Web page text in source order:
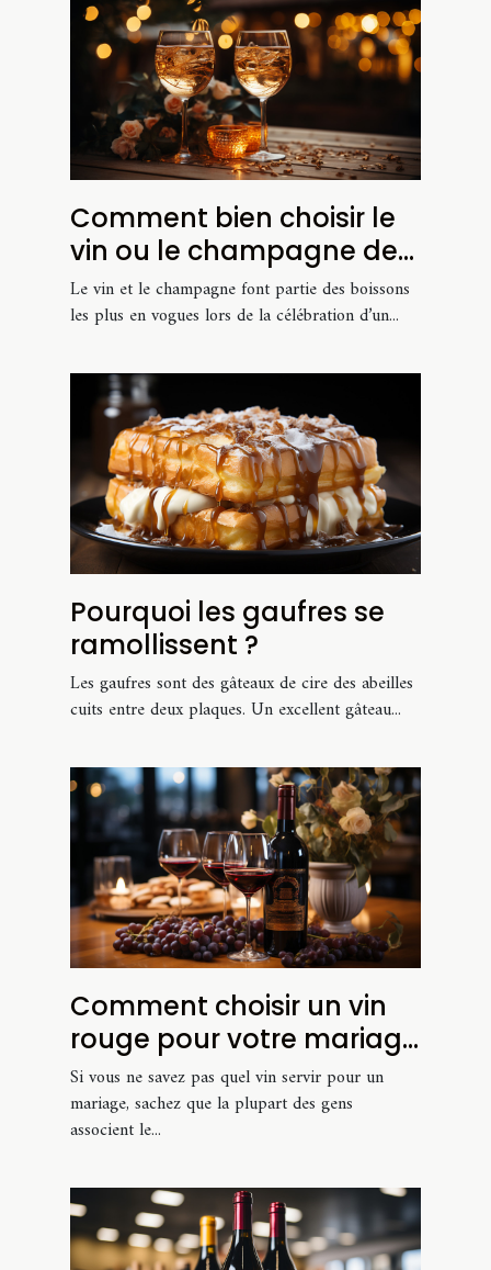
Comment bien choisir le
vin ou le champagne de
son mariage ?
Le vin et le champagne font partie des boissons
les plus en vogues lors de la célébration d’un...
Pourquoi les gaufres se
ramollissent ?
Les gaufres sont des gâteaux de cire des abeilles
cuits entre deux plaques. Un excellent gâteau...
Comment choisir un vin
rouge pour votre mariage
?
Si vous ne savez pas quel vin servir pour un
mariage, sachez que la plupart des gens
associent le...